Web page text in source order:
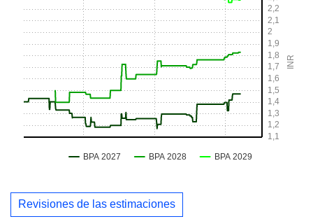
Revisiones de las estimaciones